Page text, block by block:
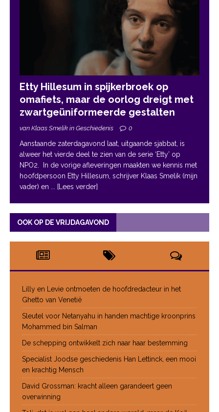
Etty Hillesum in spijkerbroek op
omafiets, maar de oorlog dreigt met
zwartgeüniformeerde gestalten
van Klaas Smelik in Geschiedenis 0
Aanstaande zaterdagavond laat, uitgaande sjabbat, is
alweer het vierde deel te zien van de serie ‘Etty’ op
NPO2. In de vorige afleveringen maakten we kennis met
hoofdpersoon Etty Hillesum, schrijver Klaas Smelik (mijn
vader) en
... [Lees verder]
OOK OP DE VRIJDAGAVOND
Lilly en Levie ontmoeten de hoofdredacteur in het
Ghetto van Venetië
Sleutel voor Netanyahu in handen machtige kroonprins
Mohammed bin Salman
De schepping ontwikkelt zich naar haar bestemming
Specialist Joodse geschiedenis Han Lettinck, een mooi
en krachtig Mensch
David Grossman: kracht alleen garandeert geen
overwinning